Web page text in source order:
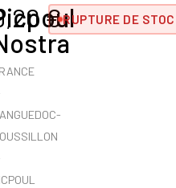
€RUPTURE DE